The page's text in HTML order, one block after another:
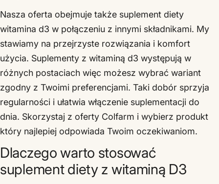
Nasza oferta obejmuje także suplement diety
witamina d3 w połączeniu z innymi składnikami. My
stawiamy na przejrzyste rozwiązania i komfort
użycia. Suplementy z witaminą d3 występują w
różnych postaciach więc możesz wybrać wariant
zgodny z Twoimi preferencjami. Taki dobór sprzyja
regularności i ułatwia włączenie suplementacji do
dnia. Skorzystaj z oferty Colfarm i wybierz produkt
który najlepiej odpowiada Twoim oczekiwaniom.
Dlaczego warto stosować
suplement diety z witaminą D3